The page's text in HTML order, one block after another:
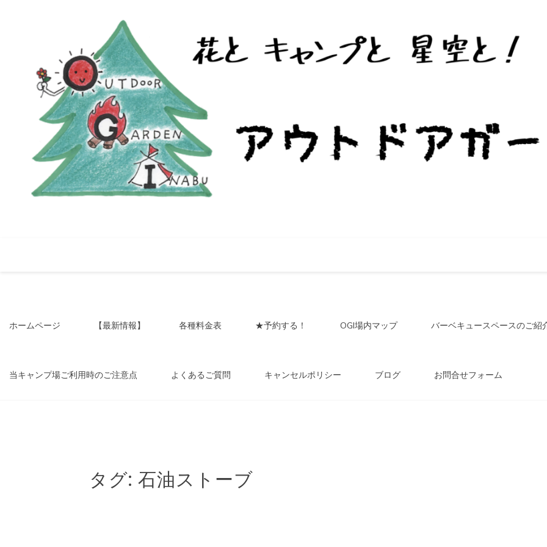
アウトドア
ンいなぶ –
豊田市稲武
ホームページ 【最新情報】 各種料金表 ★予約する！ OGI場内マップ バーベキュースペースのご紹
当キャンプ場ご利用時のご注意点 よくあるご質問 キャンセルポリシー ブログ お問合せフォーム
タグ:石油ストーブ